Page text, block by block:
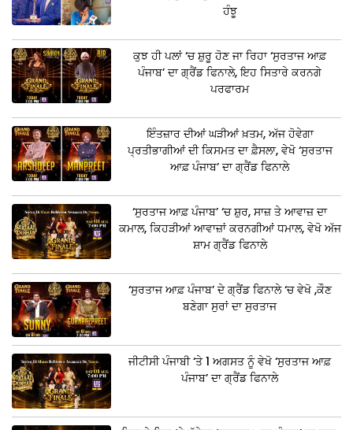
ਹੰਝੂ
ਕੁਝ ਹੀ ਪਲਾਂ ‘ਚ ਸ਼ੁਰੂ ਹੋਣ ਜਾ ਰਿਹਾ ‘ਸੁਰਤਾਜ ਆਫ਼
ਪੰਜਾਬ’ ਦਾ ਗ੍ਰੈਂਡ ਫਿਨਾਲੇ, ਇਹ ਸਿਤਾਰੇ ਕਰਨਗੇ
ਪਰਫਾਰਮ
ਇੰਤਜ਼ਾਰ ਦੀਆਂ ਘੜੀਆਂ ਖ਼ਤਮ, ਅੱਜ ਹੋਵੇਗਾ
ਪ੍ਰਤੀਭਾਗੀਆਂ ਦੀ ਕਿਸਮਤ ਦਾ ਫ਼ੈਸਲਾ, ਵੇਖੋ ‘ਸੁਰਤਾਜ
ਆਫ਼ ਪੰਜਾਬ’ ਦਾ ਗ੍ਰੈਂਡ ਫਿਨਾਲੇ
‘ਸੁਰਤਾਜ ਆਫ਼ ਪੰਜਾਬ’ ‘ਚ ਸ਼ੁਰ, ਸਾਜ਼ ਤੇ ਆਵਾਜ਼ ਦਾ
ਕਮਾਲ, ਕਿਹੜੀਆਂ ਆਵਾਜ਼ਾਂ ਕਰਨਗੀਆਂ ਧਮਾਲ, ਵੇਖੋ ਅੱਜ
ਸ਼ਾਮ ਗ੍ਰੈਂਡ ਫਿਨਾਲੇ
‘ਸੁਰਤਾਜ ਆਫ਼ ਪੰਜਾਬ’ ਦੇ ਗ੍ਰੈਂਡ ਫਿਨਾਲੇ ‘ਚ ਵੇਖੋ ,ਕੌਣ
ਬਣੇਗਾ ਸੁਰਾਂ ਦਾ ਸੁਰਤਾਜ
ਜੀਟੀਸੀ ਪੰਜਾਬੀ ‘ਤੇ 1 ਅਗਸਤ ਨੂੰ ਵੇਖੋ ‘ਸੁਰਤਾਜ ਆਫ਼
ਪੰਜਾਬ’ ਦਾ ਗ੍ਰੈਂਡ ਫਿਨਾਲੇ